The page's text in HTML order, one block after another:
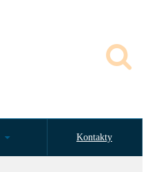
Kontakty